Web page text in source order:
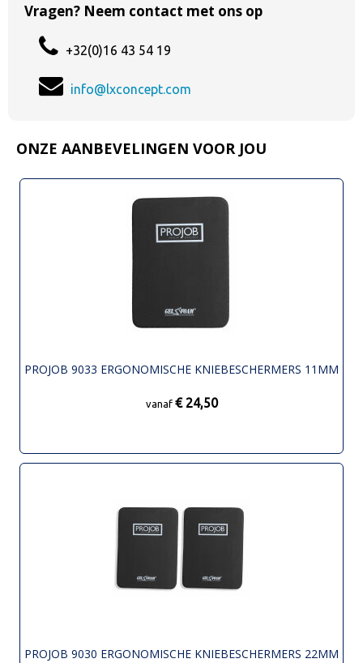
Vragen? Neem contact met ons op
+32(0)16 43 54 19
info@lxconcept.com
ONZE AANBEVELINGEN VOOR JOU
PROJOB 9033 ERGONOMISCHE KNIEBESCHERMERS 11MM
vanaf € 24,50
PROJOB 9030 ERGONOMISCHE KNIEBESCHERMERS 22MM